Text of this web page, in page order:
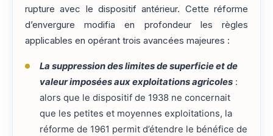
rupture avec le dispositif antérieur. Cette réforme
d’envergure modifia en profondeur les règles
applicables en opérant trois avancées majeures :
La suppression des limites de superficie et de
valeur imposées aux exploitations agricoles:
alors que le dispositif de 1938 ne concernait
que les petites et moyennes exploitations, la
réforme de 1961 permit d’étendre le bénéfice de